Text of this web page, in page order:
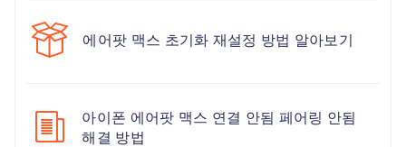
에어팟 맥스 초기화 재설정 방법 알아보기
아이폰 에어팟 맥스 연결 안됨 페어링 안됨
해결 방법